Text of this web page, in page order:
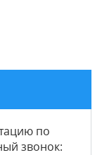
по
звонок: